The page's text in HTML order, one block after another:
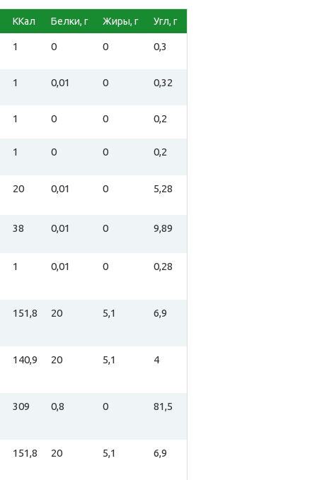
ККал Белки, г Жиры, г Угл, г
1 0 0 0,3
1 0,01 0 0,32
1 0 0 0,2
1 0 0 0,2
20 0,01 0 5,28
38 0,01 0 9,89
1 0,01 0 0,28
151,8 20 5,1 6,9
140,9 20 5,1 4
309 0,8 0 81,5
151,8 20 5,1 6,9